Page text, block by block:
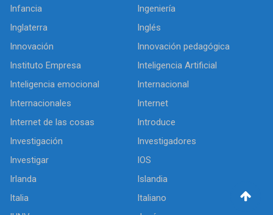
Infancia
Ingeniería
Inglaterra
Inglés
Innovación
Innovación pedagógica
Instituto Empresa
Inteligencia Artificial
Inteligencia emocional
Internacional
Internacionales
Internet
Internet de las cosas
Introduce
Investigación
Investigadores
Investigar
IOS
Irlanda
Islandia
Italia
Italiano